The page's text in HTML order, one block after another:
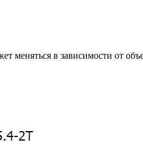
меняться в зависимости от